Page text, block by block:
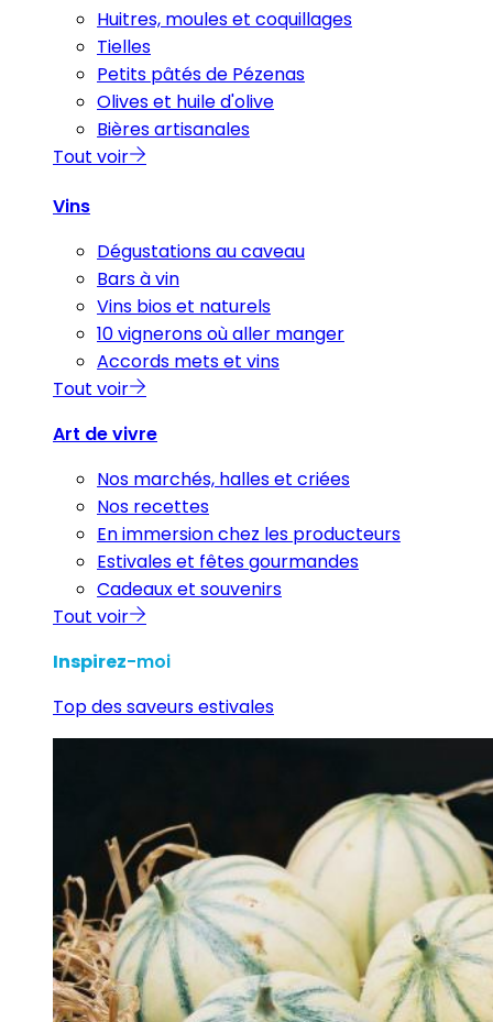
Huitres, moules et coquillages
Tielles
Petits pâtés de Pézenas
Olives et huile d'olive
Bières artisanales
Tout voir
Vins
Dégustations au caveau
Bars à vin
Vins bios et naturels
10 vignerons où aller manger
Accords mets et vins
Tout voir
Art de vivre
Nos marchés, halles et criées
Nos recettes
En immersion chez les producteurs
Estivales et fêtes gourmandes
Cadeaux et souvenirs
Tout voir
Inspirez-moi
Top des saveurs estivales